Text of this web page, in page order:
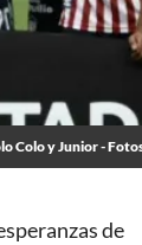
Colo y Junior -
de